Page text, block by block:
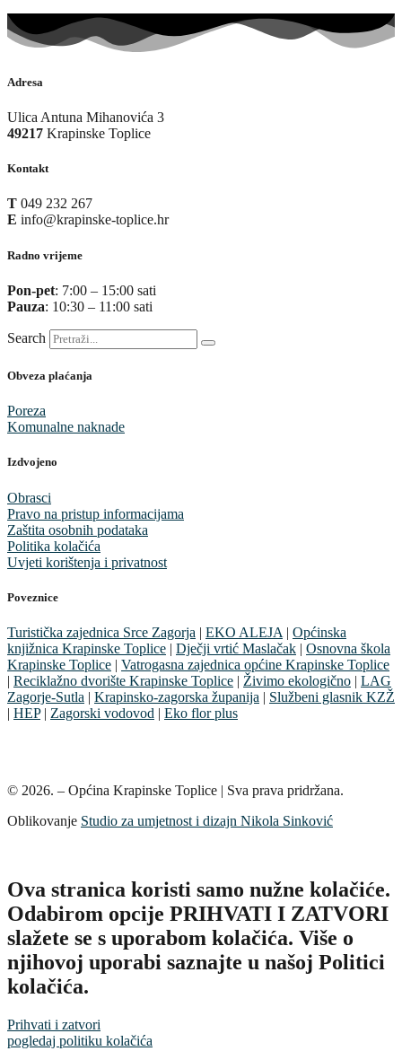
Adresa
Ulica Antuna Mihanovića 3
49217 Krapinske Toplice
Kontakt
T 049 232 267
E info@krapinske-toplice.hr
Radno vrijeme
Pon-pet: 7:00 – 15:00 sati
Pauza: 10:30 – 11:00 sati
Search
Obveza plaćanja
Poreza
Komunalne naknade
Izdvojeno
Obrasci
Pravo na pristup informacijama
Zaštita osobnih podataka
Politika kolačića
Uvjeti korištenja i privatnost
Poveznice
Turistička zajednica Srce Zagorja | EKO ALEJA | Općinska
knjižnica Krapinske Toplice | Dječji vrtić Maslačak | Osnovna škola
Krapinske Toplice | Vatrogasna zajednica općine Krapinske Toplice
| Reciklažno dvorište Krapinske Toplice | Živimo ekologično | LAG
Zagorje-Sutla | Krapinsko-zagorska županija | Službeni glasnik KZŽ
| HEP| Zagorski vodovod | Eko flor plus
© 2026. – Općina Krapinske Toplice | Sva prava pridržana.
Oblikovanje Studio za umjetnost i dizajn Nikola Sinković
Ova stranica koristi samo nužne kolačiće.
Odabirom opcije PRIHVATI I ZATVORI
slažete se s uporabom kolačića. Više o
njihovoj uporabi saznajte u našoj Politici
kolačića.
Prihvati i zatvori
pogledaj politiku kolačića